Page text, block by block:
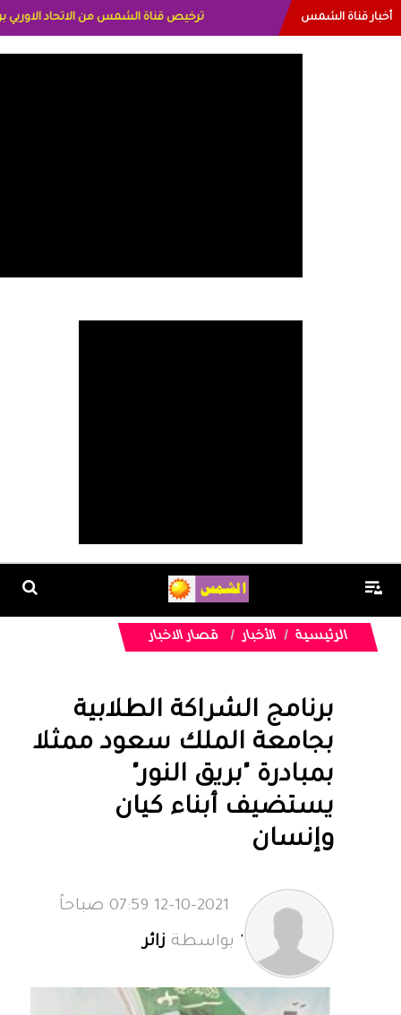
أخبار قناة الشمس
الرئيسية الأخبار قصار الاخبار
برنامج الشراكة الطلابية
بجامعة الملك سعود ممثلا
بمبادرة "بريق النور"
يستضيف أبناء كيان
وإنسان
' بواسطة زائر